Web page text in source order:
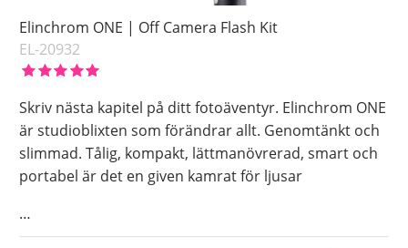
Elinchrom ONE | Off Camera Flash Kit
EL-20932
Skriv nästa kapitel på ditt fotoäventyr. Elinchrom ONE
är studioblixten som förändrar allt. Genomtänkt och
slimmad. Tålig, kompakt, lättmanövrerad, smart och
portabel är det en given kamrat för ljusar
…